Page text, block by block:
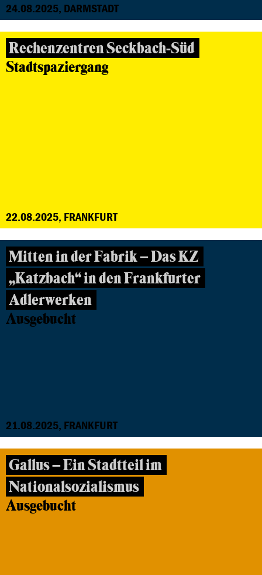
24.08.2025, DARMSTADT
Rechenzentren Seckbach-Süd
Stadtspaziergang
22.08.2025, FRANKFURT
Mitten in der Fabrik – Das KZ
„Katzbach“ in den Frankfurter
Adlerwerken
Ausgebucht
21.08.2025, FRANKFURT
Gallus – Ein Stadtteil im
Nationalsozialismus
Ausgebucht